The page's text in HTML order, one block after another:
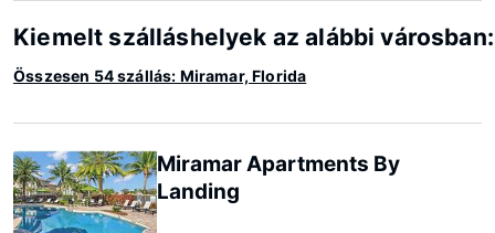
Kiemelt szálláshelyek az alábbi
Összesen 54 szállás: Miramar, Florida
Miramar Apartments By
Landing